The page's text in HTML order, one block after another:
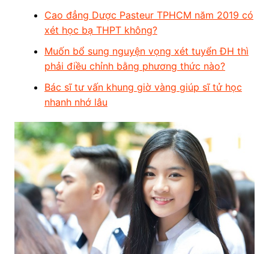
Cao đẳng Dược Pasteur TPHCM năm 2019 có
xét học bạ THPT không?
Muốn bổ sung nguyện vọng xét tuyển ĐH thì
phải điều chỉnh bằng phương thức nào?
Bác sĩ tư vấn khung giờ vàng giúp sĩ tử học
nhanh nhớ lâu